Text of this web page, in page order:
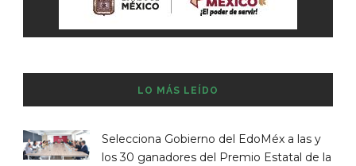
LO MÁS LEÍDO
Selecciona Gobierno del EdoMéx a las y
los 30 ganadores del Premio Estatal de la